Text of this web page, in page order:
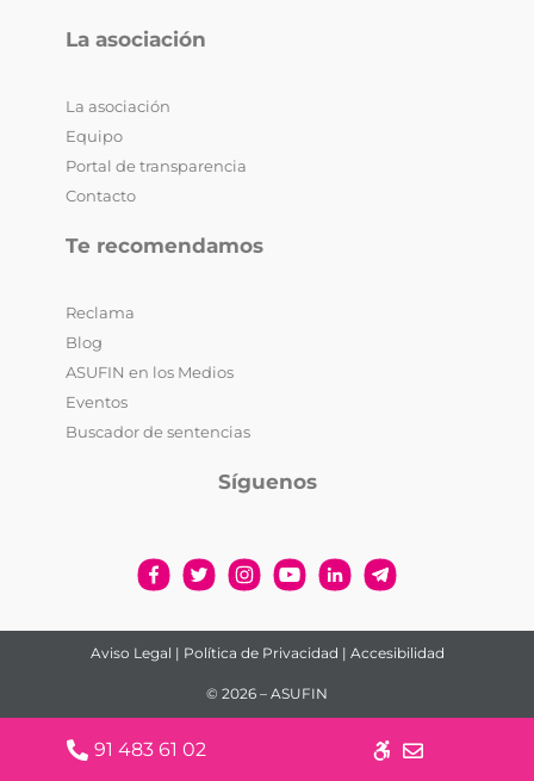
91 483 61 02
La asociación
La asociación
Equipo
Portal de transparencia
Contacto
Te recomendamos
Reclama
Blog
ASUFIN en los Medios
Eventos
Buscador de sentencias
Síguenos
Aviso Legal | Política de Privacidad | Accesibilidad
© 2026 – ASUFIN